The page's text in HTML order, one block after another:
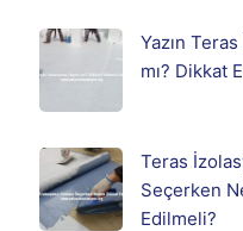
Yazın
mı? Dikkat
Teras
Seçerken
Edilmeli?